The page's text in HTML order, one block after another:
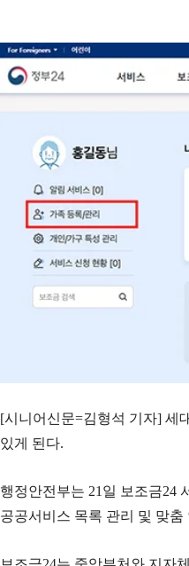
[시니어신문=김형석 기자] 세
있게 된다.
행정안전부는 21일 보조금24
공공서비스 목록 관리 및 맞